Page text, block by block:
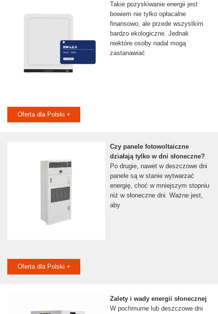
Takie pozyskiwanie energii jest
bowiem nie tylko opłacalne
finansowo, ale przede wszystkim
bardzo ekologiczne. Jednak
niektóre osoby nadal mogą
zastanawiać
Oferta dla Polski +
Czy panele fotowoltaiczne
działają tylko w dni słoneczne?
Po drugie, nawet w deszczowe dni
panele są w stanie wytwarzać
energię, choć w mniejszym stopniu
niż w słoneczne dni. Ważne jest,
aby
Oferta dla Polski +
Zalety i wady energii słonecznej
W pochmurne lub deszczowe dni